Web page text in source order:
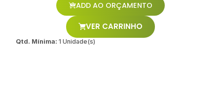
ADD AO ORÇAMENTO
VER CARRINHO
Qtd. Mínima: 1 Unidade(s)